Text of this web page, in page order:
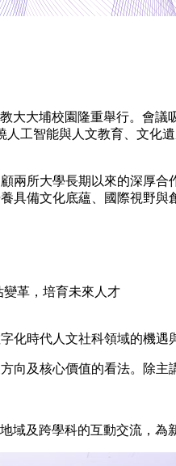
大埔校園隆重舉行。會
工智能與人文教育、文化
兩所大學長期以來的深厚
備文化底蘊、國際視野與
革，培育未來人才
時代人文社科領域的機遇
及核心價值的看法。除
及跨學科的互動交流，為